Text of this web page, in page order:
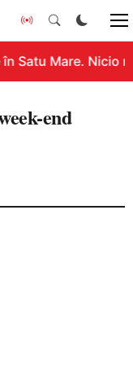
Satu Mare. Nicio
end